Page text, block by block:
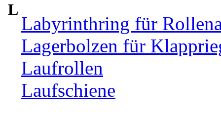
L
Labyrinthring für
Lagerbolzen für
Laufrollen
Laufschiene